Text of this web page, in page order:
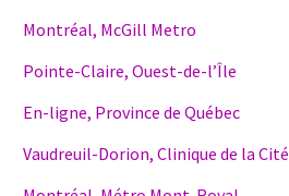
Montréal, McGill Metro
Pointe-Claire, Ouest-de-l’Île
En-ligne, Province de Québec
Vaudreuil-Dorion, Clinique de la Cité